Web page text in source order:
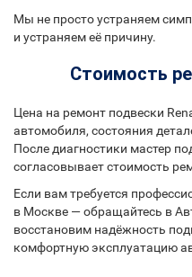
Мы не просто устраняем
и устраняем её причину.
Стоимость
Цена на ремонт подвески
автомобиля, состояния
После диагностики мастер
согласовывает стоимость
Если вам требуется
в Москве — обращайтесь в
восстановим надёжность
комфортную эксплуатацию